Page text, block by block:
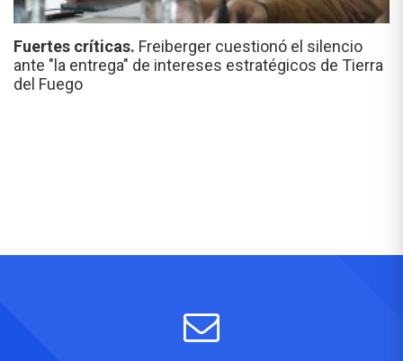
Fuertes críticas. Freiberger cuestionó el silencio
ante "la entrega" de intereses estratégicos de Tierra
del Fuego